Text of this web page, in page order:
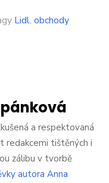
Lidl, obchody
a respektovaná
redakcemi tištěných i
zálibu v tvorbě
autora Anna